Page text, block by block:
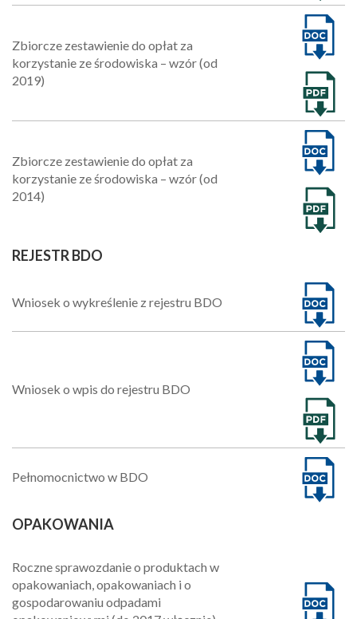
Zbiorcze zestawienie do opłat za
korzystanie ze środowiska – wzór (od
2019)
Zbiorcze zestawienie do opłat za
korzystanie ze środowiska – wzór (od
2014)
REJESTR BDO
Wniosek o wykreślenie z rejestru BDO
Wniosek o wpis do rejestru BDO
Pełnomocnictwo w BDO
OPAKOWANIA
Roczne sprawozdanie o produktach w
opakowaniach, opakowaniach i o
gospodarowaniu odpadami